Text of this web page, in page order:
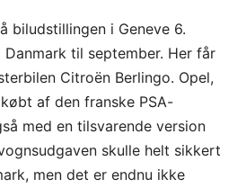
biludstillingen i Geneve 6.
til september. Her får
Citroën Berlingo. Opel,
af den franske PSA-
med en tilsvarende version
skulle helt sikkert
men det er endnu ikke